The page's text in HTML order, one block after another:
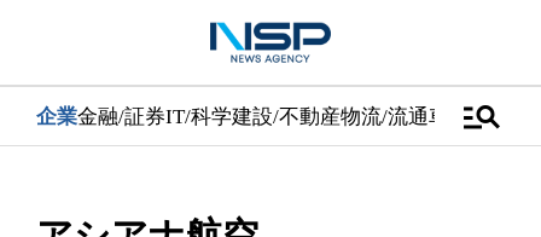
企業金融/証券IT/科学建設/不動産物流/流通車 医学/健康
manage_search